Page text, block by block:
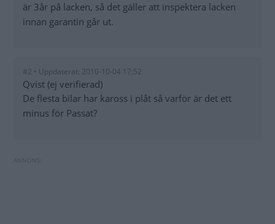
är 3år på lacken, så det gäller att inspektera lacken
innan garantin går ut.
#2 • Uppdaterat: 2010-10-04 17:52
Qvist (ej verifierad)
De flesta bilar har kaross i plåt så varför är det ett
minus för Passat?